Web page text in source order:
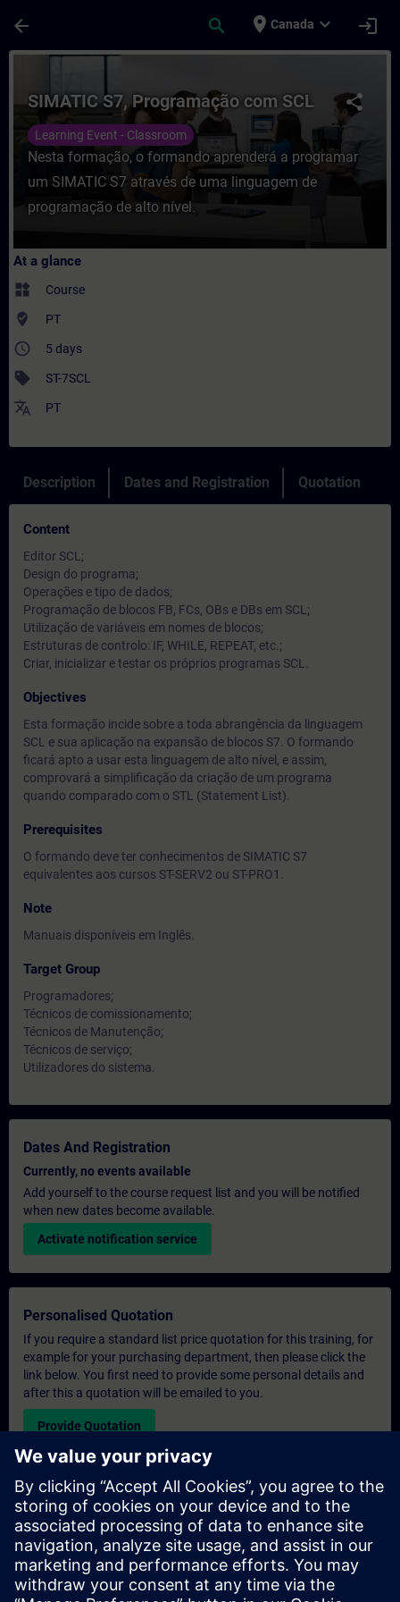
arrow_back search place Canada expand_more login
Course - SIMATIC S7, Programação
share
SIMATIC S7, Programação com SCL
Learning Event - Classroom
Nesta formação, o formando aprenderá a programar
um SIMATIC S7 através de uma linguagem de
programação de alto nível.
At a glance
widgets Course
where_to_vote PT
access_time 5 days
sell ST-7SCL
translate PT
Description Dates and Registration Quotation
Content
Editor SCL;
Design do programa;
Operações e tipo de dados;
Programação de blocos FB, FCs, OBs e DBs em SCL;
Utilização de variáveis em nomes de blocos;
Estruturas de controlo: IF, WHILE, REPEAT, etc.;
Criar, inicializar e testar os próprios programas SCL.
Objectives
Esta formação incide sobre a toda abrangência da linguagem
SCL e sua aplicação na expansão de blocos S7. O formando
ficará apto a usar esta linguagem de alto nível, e assim,
comprovará a simplificação da criação de um programa
quando comparado com o STL (Statement List).
Prerequisites
O formando deve ter conhecimentos de SIMATIC S7
equivalentes aos cursos ST-SERV2 ou ST-PRO1.
Note
Manuais disponíveis em Inglês.
Target Group
Programadores;
Técnicos de comissionamento;
Técnicos de Manutenção;
Técnicos de serviço;
Utilizadores do sistema.
Dates And Registration
Currently, no events available
Add yourself to the course request list and you will be notified
when new dates become available.
Activate notification service
Personalised Quotation
If you require a standard list price quotation for this training, for
example for your purchasing department, then please click the
link below. You first need to provide some personal details and
after this a quotation will be emailed to you.
Provide Quotation
Exclusive Training Enquiry
Please complete the enquiry form below if you require a
quotation for an exclusive training course either on-site, virtually
or at our SITRAIN training centre. This type of request would be
suitable for larger groups ( 6 and above). After providing your
contact details and your training requirements, you will receive a